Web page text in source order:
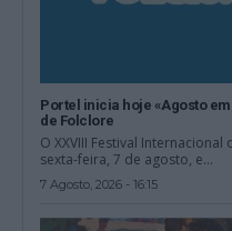
Portel inicia hoje «Agosto
de Folclore
O XXVIII Festival
sexta-feira, 7 de agosto, e...
7 Agosto, 2026 - 16:15